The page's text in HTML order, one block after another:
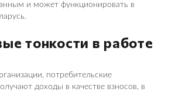
и может функционировать в
тонкости в работе
потребительские
доходы в качестве взносов, в